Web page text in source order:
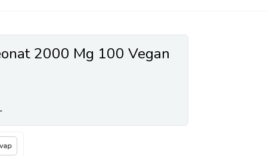
2000 Mg 100 Vegan